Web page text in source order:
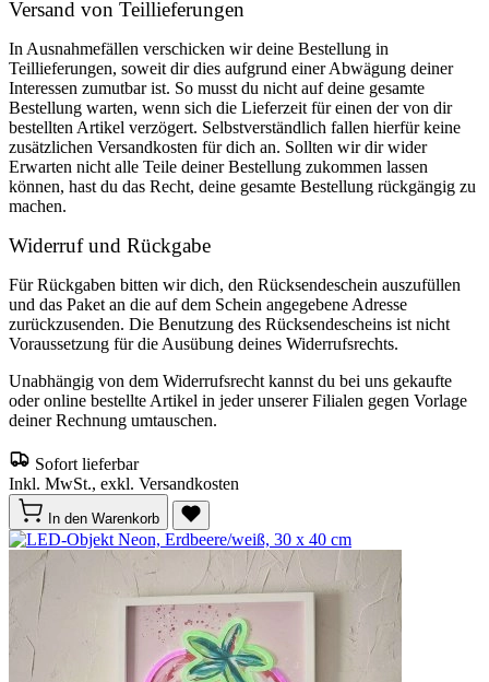
Versand von Teillieferungen
In Ausnahmefällen verschicken wir deine Bestellung in
Teillieferungen, soweit dir dies aufgrund einer Abwägung deiner
Interessen zumutbar ist. So musst du nicht auf deine gesamte
Bestellung warten, wenn sich die Lieferzeit für einen der von dir
bestellten Artikel verzögert. Selbstverständlich fallen hierfür keine
zusätzlichen Versandkosten für dich an. Sollten wir dir wider
Erwarten nicht alle Teile deiner Bestellung zukommen lassen
können, hast du das Recht, deine gesamte Bestellung rückgängig zu
machen.
Widerruf und Rückgabe
Für Rückgaben bitten wir dich, den Rücksendeschein auszufüllen
und das Paket an die auf dem Schein angegebene Adresse
zurückzusenden. Die Benutzung des Rücksendescheins ist nicht
Voraussetzung für die Ausübung deines Widerrufsrechts.
Unabhängig von dem Widerrufsrecht kannst du bei uns gekaufte
oder online bestellte Artikel in jeder unserer Filialen gegen Vorlage
deiner Rechnung umtauschen.
Sofort lieferbar
Inkl. MwSt., exkl. Versandkosten
In den Warenkorb